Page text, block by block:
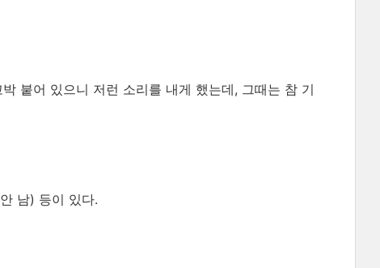
붙어 있으니 저런 소리를 내게 했는데, 그때는 참 기
남) 등이 있다.